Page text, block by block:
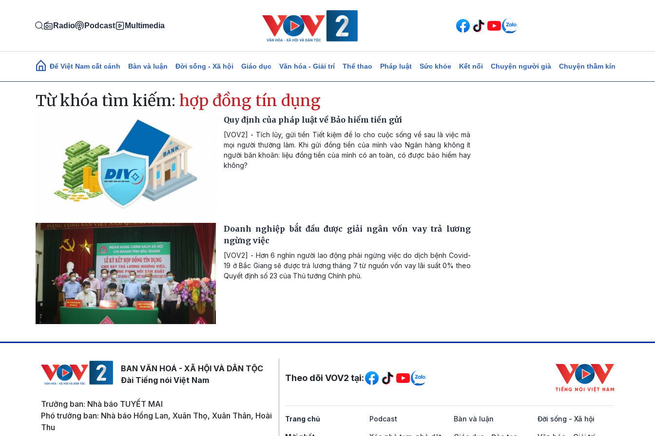
Radio Podcast Multimedia
Main navigation
Để Việt Nam cất cánh Bàn và luận Đời sống - Xã hội Giáo dục Văn hóa - Giải trí Thể thao Pháp luật Sức khỏe Kết nối Chuyện người già Chuyện thầm kín
Từ khóa tìm kiếm: hợp đồng tín dụng
Quy định của pháp luật về Bảo hiểm tiền gửi
[VOV2] - Tích lũy, gửi tiền Tiết kiệm để lo cho cuộc sống về sau là việc mà
mọi người thường làm. Khi gửi đồng tiền của mình vào Ngân hàng không ít
người băn khoăn: liệu đồng tiền của mình có an toàn, có được bảo hiểm hay
không?
Doanh nghiệp bắt đầu được giải ngân vốn vay trả lương
ngừng việc
[VOV2] - Hơn 6 nghìn người lao động phải ngừng việc do dịch bệnh Covid-
19 ở Bắc Giang sẽ được trả lương tháng 7 từ nguồn vốn vay lãi suất 0% theo
Quyết định số 23 của Thủ tướng Chính phủ.
BAN VĂN HOÁ - XÃ HỘI VÀ DÂN TỘC
Đài Tiếng nói Việt Nam
Trưởng ban: Nhà báo TUYẾT MAI
Phó trưởng ban: Nhà báo Hồng Lan, Xuân Thọ, Xuân Thân, Hoài
Thu
Mạng xã hội
Theo dõi VOV2 tại:
Trang chủ Podcast Bàn và luận Đời sống - Xã hội